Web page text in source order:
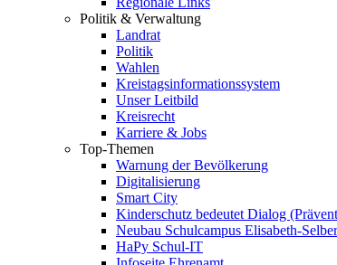
Politik & Verwaltung
Landrat
Politik
Wahlen
Kreistagsinformationssystem
Unser Leitbild
Kreisrecht
Karriere & Jobs
Top-Themen
Warnung der Bevölkerung
Digitalisierung
Smart City
Kinderschutz bedeutet Dialog
Neubau Schulcampus Elisabeth-
HaPy Schul-IT